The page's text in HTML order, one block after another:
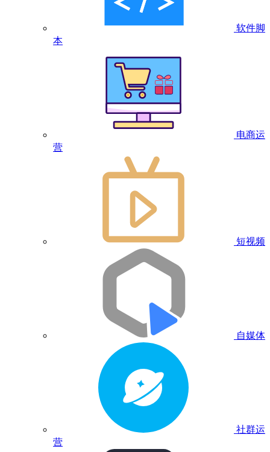
软件脚
本
电商运
营
短视频
自媒体
社群运
营